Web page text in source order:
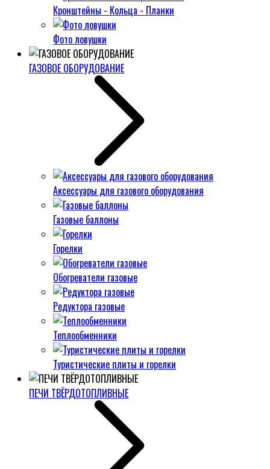
Кронштейны - Кольца - Планки
Фото ловушки
ГАЗОВОЕ ОБОРУДОВАНИЕ
Аксессуары для газового оборудования
Газовые баллоны
Горелки
Обогреватели газовые
Редуктора газовые
Теплообменники
Туристические плиты и горелки
ПЕЧИ ТВЁРДОТОПЛИВНЫЕ